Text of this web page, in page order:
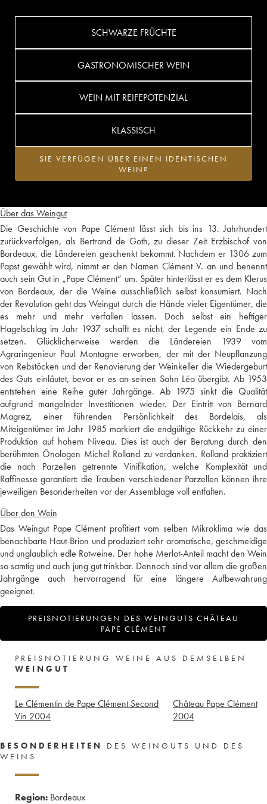
Über das Weingut
Die Geschichte von Pape Clément lässt sich bis ins 13. Jahrhundert
zurückverfolgen, als Bertrand de Goth, zu dieser Zeit Erzbischof von
Bordeaux, die Ländereien geschenkt bekommt. Nachdem er 1306 zum
Papst gewählt wird, nimmt er den Namen Clément V. an und benennt
auch sein Gut in „Pape Clément“ um. Später hinterlässt er es dem Klerus
von Bordeaux, der die Weine ausschließlich selbst konsumiert. Nach
der Revolution geht das Weingut durch die Hände vieler Eigentümer, die
es mehr und mehr verfallen lassen. Doch selbst ein heftiger
Hagelschlag im Jahr 1937 schafft es nicht, der Legende ein Ende zu
setzen. Glücklicherweise werden die Ländereien 1939 vom
Agraringenieur Paul Montagne erworben, der mit der Neupflanzung
von Rebstöcken und der Renovierung der Weinkeller die Wiedergeburt
des Guts einläutet, bevor er es an seinen Sohn Léo übergibt. Ab 1953
entstehen eine Reihe guter Jahrgänge. Ab 1975 sinkt die Qualität
aufgrund mangelnder Investitionen wieder. Der Eintritt von Bernard
Magrez, einer führenden Persönlichkeit des Bordelais, als
Miteigentümer im Jahr 1985 markiert die endgültige Rückkehr zu einer
Produktion auf hohem Niveau. Dies ist auch der Beratung durch den
berühmten Önologen Michel Rolland zu verdanken. Rolland praktiziert
die nach Parzellen getrennte Vinifikation, welche Komplexität und
Raffinesse garantiert: die Trauben verschiedener Parzellen können ihre
jeweiligen Besonderheiten vor der Assemblage voll entfalten.
Über den Wein
Das Weingut Pape Clément profitiert vom selben Mikroklima wie das
benachbarte Haut-Brion und produziert sehr aromatische, geschmeidige
und unglaublich edle Rotweine. Der hohe Merlot-Anteil macht den Wein
so samtig und auch jung gut trinkbar. Dennoch sind vor allem die großen
Jahrgänge auch hervorragend für eine längere Aufbewahrung
geeignet.
PREISNOTIERUNGEN DES WEINGUTS CHÂTEAU
PAPE CLÉMENT
SCHWARZE FRÜCHTE
GASTRONOMISCHER WEIN
WEIN MIT REIFEPOTENZIAL
KLASSISCH
SIE VERFÜGEN ÜBER EINEN IDENTISCHEN
WEIN?
PREISNOTIERUNG WEINE AUS DEMSELBEN
WEINGUT
Le Clémentin de Pape Clément Second
Vin 2004
Château Pape Clément
2004
BESONDERHEITEN
DES WEINGUTS UND DES
WEINS
Region: Bordeaux